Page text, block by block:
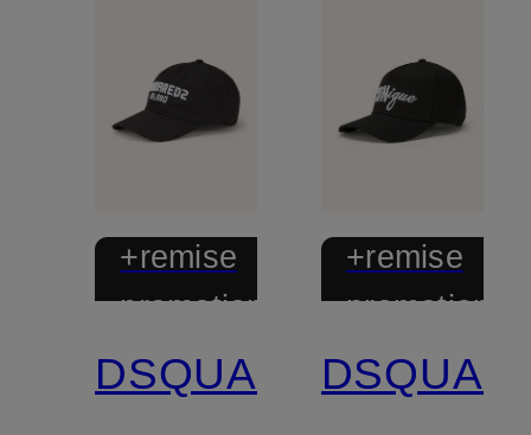
+remise
promotionnelle
DSQUARED2
+remise